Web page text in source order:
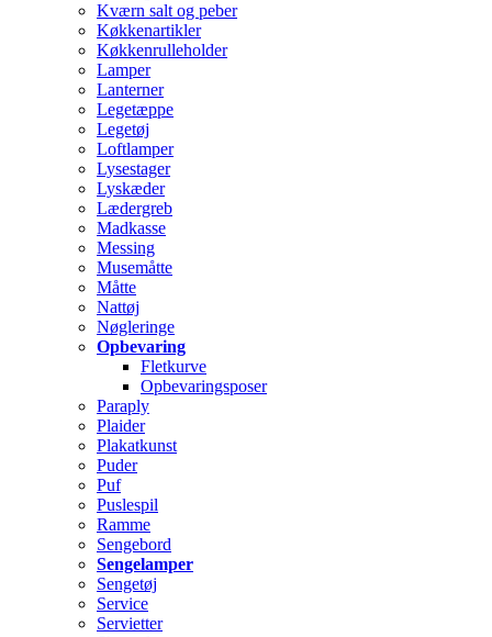
Kværn salt og peber
Køkkenartikler
Køkkenrulleholder
Lamper
Lanterner
Legetæppe
Legetøj
Loftlamper
Lysestager
Lyskæder
Lædergreb
Madkasse
Messing
Musemåtte
Måtte
Nattøj
Nøgleringe
Opbevaring
Fletkurve
Opbevaringsposer
Paraply
Plaider
Plakatkunst
Puder
Puf
Puslespil
Ramme
Sengebord
Sengelamper
Sengetøj
Service
Servietter